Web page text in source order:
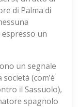
di Palma di
un
un segnale
(com’è
il Sassuolo),
spagnolo